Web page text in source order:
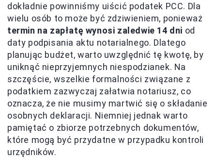
dokładnie powinniśmy uiścić podatek PCC. Dla
wielu osób to może być zdziwieniem, ponieważ
termin na zapłatę wynosi zaledwie 14 dni od
daty podpisania aktu notarialnego. Dlatego
planując budżet, warto uwzględnić tę kwotę, by
uniknąć nieprzyjemnych niespodzianek. Na
szczęście, wszelkie formalności związane z
podatkiem zazwyczaj załatwia notariusz, co
oznacza, że nie musimy martwić się o składanie
osobnych deklaracji. Niemniej jednak warto
pamiętać o zbiorze potrzebnych dokumentów,
które mogą być przydatne w przypadku kontroli
urzędników.